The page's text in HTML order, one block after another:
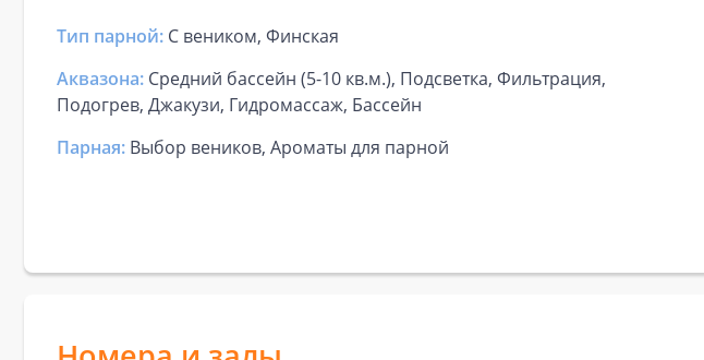
Тип парной: С веником, Финская
Аквазона: Средний бассейн (5-10 кв.м.), Подсветка, Фильтрация,
Подогрев, Джакузи, Гидромассаж, Бассейн
Парная: Выбор веников, Ароматы для парной